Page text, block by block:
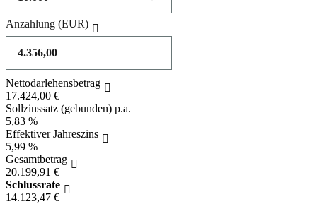
Anzahlung (EUR)
Nettodarlehensbetrag
17.424,00 €
Sollzinssatz (gebunden) p.a.
5,83 %
Effektiver Jahreszins
5,99 %
Gesamtbetrag
20.199,91 €
Schlussrate
14.123,47 €